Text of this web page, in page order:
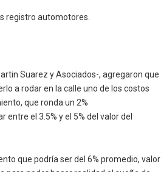
registro automotores.
Suarez y Asociados-, agregaron que
a rodar en la calle uno de los costos
que ronda un 2%
el 3.5% y el 5% del valor del
que podría ser del 6% promedio, valor